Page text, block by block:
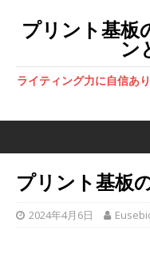
プリント基板
ン
ライティング力に自信あ
プリント基板
2024年4月6日